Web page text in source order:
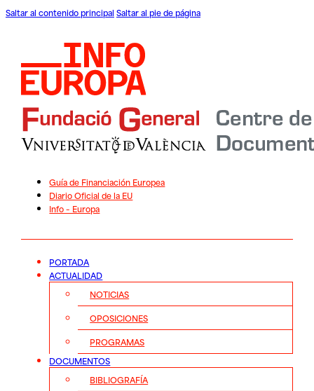
Saltar al contenido principal Saltar al pie de página
Guía de Financiación Europea
Diario Oficial de la EU
Info – Europa
PORTADA
ACTUALIDAD
NOTICIAS
OPOSICIONES
PROGRAMAS
DOCUMENTOS
BIBLIOGRAFÍA